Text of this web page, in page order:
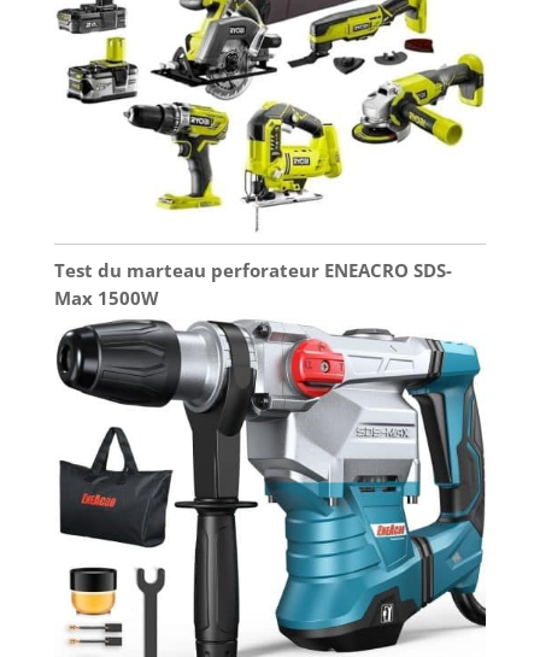
Test du marteau perforateur ENEACRO SDS-
Max 1500W